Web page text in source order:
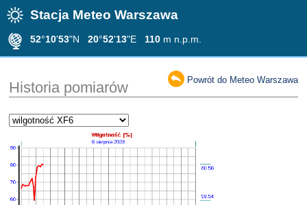
Stacja Meteo Warszawa
52°10'53"N 20°52'13"E 110 m n.p.m.
Powrót do Meteo Warszawa
Historia pomiarów